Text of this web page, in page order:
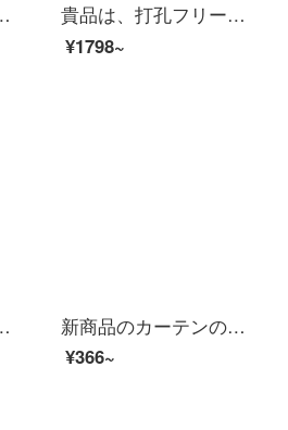
日よけ窓の日よけは前側の窓+後ろ側の窓の4つです。
貴品は、打孔フリーの柔らかい紗のカーテンのカーテンを厚くして二重の遮光カーテンを付けます。リビングルームの窓から風や窓からの熱を遮断するために、窓の遮光カーテンを柔らかくします。高遮光した高奢な暗い灰色のGPR 047 Qの価格は1平方メートルの単価です。1平...
¥1798~
カーテンの日よけはフロントウィンドウX 2を遮ります。
新商品のカーテンのカーテンのカーテンの白い紗の薄い窓の布地の完成品の白色の砂の窓のベランダの紗の寝室の遮光q新商品は注文します：一メートルの布地の価格【加工しません】白色
¥366~